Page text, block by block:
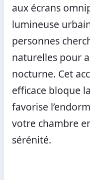
aux écrans
lumineuse
personnes
naturelles pour
nocturne. Cet
efficace bloque
favorise
votre chambre
sérénité.